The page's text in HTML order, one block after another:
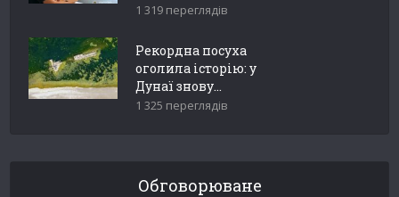
1 319 переглядів
Рекордна посуха
оголила історію: у
Дунаї знову...
1 325 переглядів
Обговорюване